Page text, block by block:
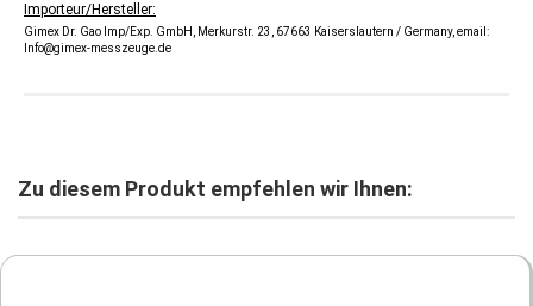
Importeur/Hersteller:
Gimex Dr. Gao Imp/Exp. GmbH, Merkurstr. 23, 67663 Kaiserslautern / Germany, email:
Info@gimex-messzeuge.de
Zu diesem Produkt empfehlen wir Ihnen: